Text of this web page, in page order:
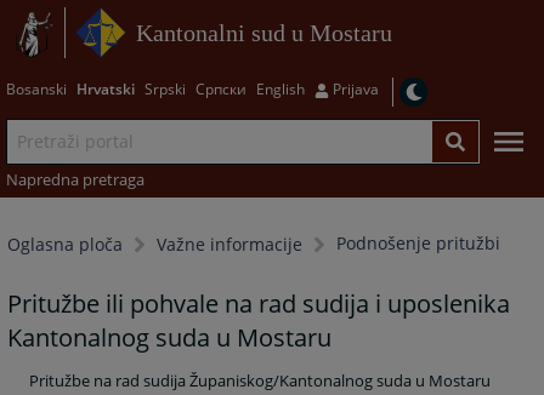
Kantonalni sud u Mostaru
Bosanski Hrvatski Srpski Српски English Prijava
Napredna pretraga
Oglasna ploča Važne informacije Podnošenje pritužbi
Pritužbe ili pohvale na rad sudija i uposlenika
Kantonalnog suda u Mostaru
Pritužbe na rad sudija Županiskog/Kantonalnog suda u Mostaru